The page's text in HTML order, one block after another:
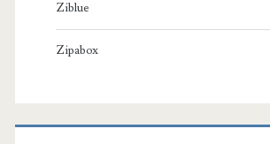
Ziblue
Zipabox